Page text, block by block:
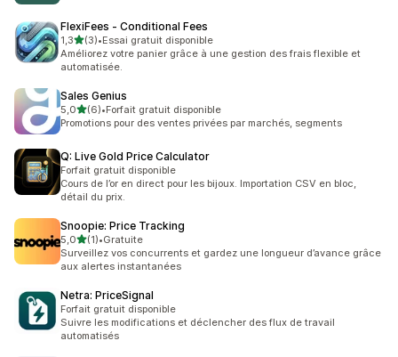
FlexiFees ‑ Conditional Fees
1,3étoile(s) sur 5
(3)
3 avis au total
•Essai gratuit disponible
Améliorez votre panier grâce à une gestion des frais flexible et
automatisée.
Sales Genius
5,0étoile(s) sur 5
(6)
6 avis au total
•Forfait gratuit disponible
Promotions pour des ventes privées par marchés, segments
Q: Live Gold Price Calculator
Forfait gratuit disponible
Cours de l’or en direct pour les bijoux. Importation CSV en bloc,
détail du prix.
Snoopie: Price Tracking
5,0étoile(s) sur 5
(1)
1 avis au total
•Gratuite
Surveillez vos concurrents et gardez une longueur d’avance grâce
aux alertes instantanées
Netra: PriceSignal
Forfait gratuit disponible
Suivre les modifications et déclencher des flux de travail
automatisés